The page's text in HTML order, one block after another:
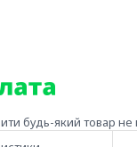
будь-який товар